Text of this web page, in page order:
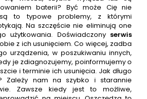
baterii? Być może Cię nie
to typowe problemy, z którymi
Na szczęście nie eliminują one
użytkowania. Doświadczony serwis
z ich usunięciem. Co więcej, zadba
urządzenia, w poszukiwaniu innych,
je zdiagnozujemy, poinformujemy o
i terminie ich usunięcia. Jak długo
Zależy nam na szybko i starannie
Zawsze kiedy jest to możliwe,